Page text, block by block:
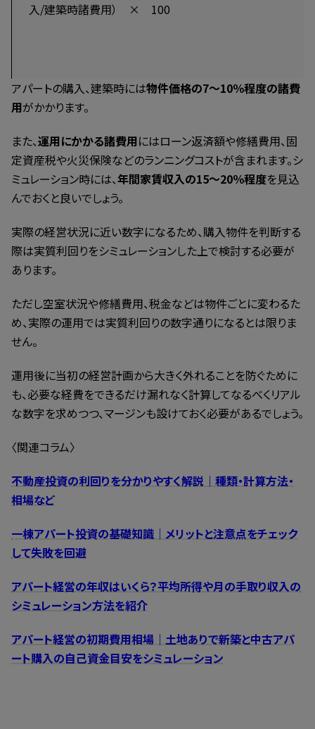
入/建築時諸費用） × 100
アパートの購入、建築時には物件価格の7～10％程度の諸費
用がかかります。
また、運用にかかる諸費用にはローン返済額や修繕費用、固
定資産税や火災保険などのランニングコストが含まれます。シ
ミュレーション時には、年間家賃収入の15～20％程度を見込
んでおくと良いでしょう。
実際の経営状況に近い数字になるため、購入物件を判断する
際は実質利回りをシミュレーションした上で検討する必要が
あります。
ただし空室状況や修繕費用、税金などは物件ごとに変わるた
め、実際の運用では実質利回りの数字通りになるとは限りま
せん。
運用後に当初の経営計画から大きく外れることを防ぐために
も、必要な経費をできるだけ漏れなく計算してなるべくリアル
な数字を求めつつ、マージンも設けておく必要があるでしょう。
〈関連コラム〉
不動産投資の利回りを分かりやすく解説｜種類・計算方法・
相場など
一棟アパート投資の基礎知識｜メリットと注意点をチェック
して失敗を回避
アパート経営の年収はいくら？平均所得や月の手取り収入の
シミュレーション方法を紹介
アパート経営の初期費用相場｜土地ありで新築と中古アパ
ート購入の自己資金目安をシミュレーション